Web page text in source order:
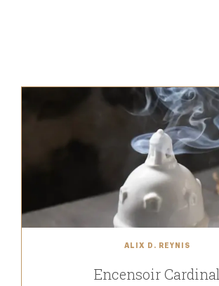
ALIX D. REYNIS
Encensoir Cardinal